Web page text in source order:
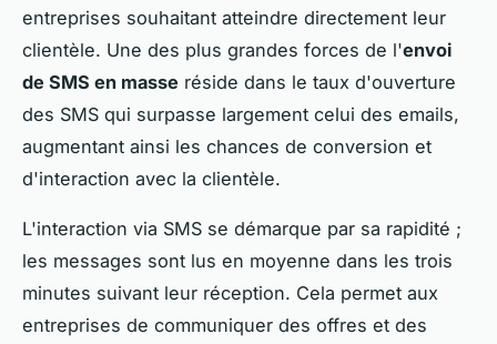
entreprises souhaitant atteindre directement leur
clientèle. Une des plus grandes forces de l'envoi
de SMS en masse réside dans le taux d'ouverture
des SMS qui surpasse largement celui des emails,
augmentant ainsi les chances de conversion et
d'interaction avec la clientèle.
L'interaction via SMS se démarque par sa rapidité ;
les messages sont lus en moyenne dans les trois
minutes suivant leur réception. Cela permet aux
entreprises de communiquer des offres et des